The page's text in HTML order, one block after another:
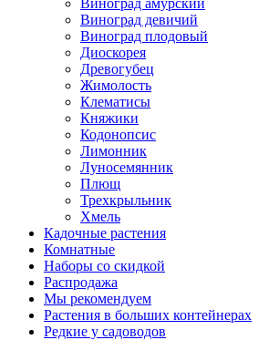
Виноград амурский
Виноград девичий
Виноград плодовый
Диоскорея
Древогубец
Жимолость
Клематисы
Княжики
Кодонопсис
Лимонник
Луносемянник
Плющ
Трехкрыльник
Хмель
Кадочные растения
Комнатные
Наборы со скидкой
Распродажа
Мы рекомендуем
Растения в больших контейнерах
Редкие у садоводов